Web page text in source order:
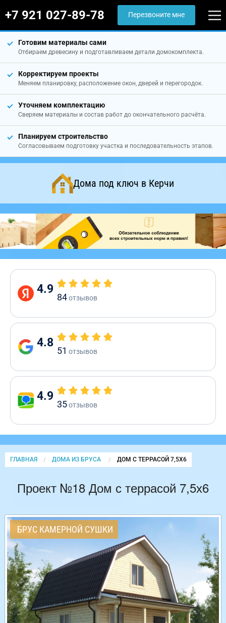
+7 921 027-89-78 Перезвоните мне
Готовим материалы сами
Отбираем древесину и подготавливаем детали домокомплекта.
Корректируем проекты
Меняем планировку, расположение окон, дверей и перегородок.
Уточняем комплектацию
Сверяем материалы и состав работ до окончательного расчёта.
Планируем строительство
Согласовываем подготовку участка и последовательность этапов.
Дома под ключ в Керчи
4.9
84отзывов
4.8
51 отзывов
4.9
35отзывов
ГЛАВНАЯ ДОМА ИЗ БРУСА CURRENT:
ДОМ С ТЕРРАСОЙ 7,5Х6
Проект №18 Дом с террасой 7,5х6
БРУС КАМЕРНОЙ СУШКИ